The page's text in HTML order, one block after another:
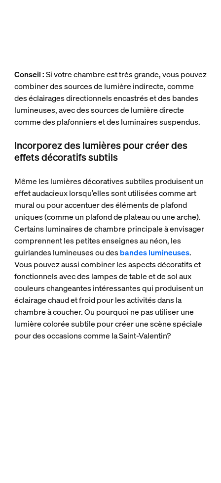
Conseil :Si votre chambre est très grande, vous pouvez
combiner des sources de lumière indirecte, comme
des éclairages directionnels encastrés et des bandes
lumineuses, avec des sources de lumière directe
comme des plafonniers et des luminaires suspendus.
Incorporez des lumières pour créer des
effets décoratifs subtils
Même les lumières décoratives subtiles produisent un
effet audacieux lorsqu’elles sont utilisées comme art
mural ou pour accentuer des éléments de plafond
uniques (comme un plafond de plateau ou une arche).
Certains luminaires de chambre principale à envisager
comprennent les petites enseignes au néon, les
guirlandes lumineuses ou desbandes lumineuses.
Vous pouvez aussi combiner les aspects décoratifs et
fonctionnels avec des lampes de table et de sol aux
couleurs changeantes intéressantes qui produisent un
éclairage chaud et froid pour les activités dans la
chambre à coucher. Ou pourquoi ne pas utiliser une
lumière colorée subtile pour créer une scène spéciale
pour des occasions comme la Saint-Valentin?